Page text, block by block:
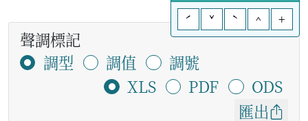
ˊ
ˇ ˋ ^ +
聲調標記
調型
調值
調號
XLS
PDF
ODS
匯出